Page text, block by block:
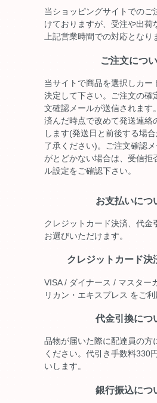
当ショッピングサイトでのご
けておりますが、受注や出荷
上記営業時間での対応となり
ご注文につ
当サイトで商品を選択しカー
決定して下さい。ご注文の確
文確認メールが送信されます
済んだ時点で改めて発送連絡
します(発送日と前後する場
了承ください)。ご注文確認
がとどかない場合は、受信拒
ル設定をご確認下さい。
お支払いにつ
クレジットカード決済、代金
お選びいただけます。
クレジットカード決
VISA / ダイナース / マスター
リカン・エキスプレス をご利
代金引換につ
品物が届いた際に配達員の方
ください。代引き手数料330
いします。
銀行振込につ